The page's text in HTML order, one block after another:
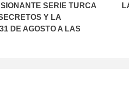
SERIE TURCA
Y LA
DE AGOSTO A LAS